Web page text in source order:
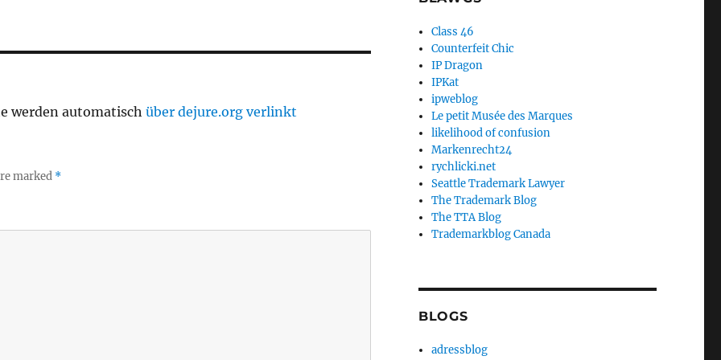
werden automatischüber dejure.org verlinkt
marked *
Class 46
Counterfeit Chic
IP Dragon
IPKat
ipweblog
Le petit Musée des Marques
likelihood of confusion
Markenrecht24
rychlicki.net
Seattle Trademark Lawyer
The Trademark Blog
The TTA Blog
Trademarkblog Canada
BLOGS
adressblog